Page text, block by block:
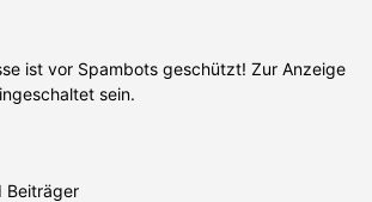
ist vor Spambots geschützt! Zur Anzeige
sein.
Beiträger